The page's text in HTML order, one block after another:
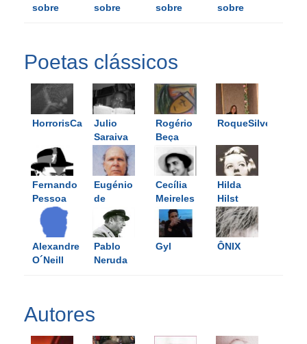
sobre
sobre
sobre
sobre
Poetas clássicos
HorrorisCausaJulio
Saraiva
Rogério
Beça
RoqueSilveira
Fernando
Pessoa
Eugénio
de
Andrade
Cecília
Meireles
Hilda
Hilst
Alexandre
O´Neill
Pablo
Neruda
Gyl ÔNIX
Autores